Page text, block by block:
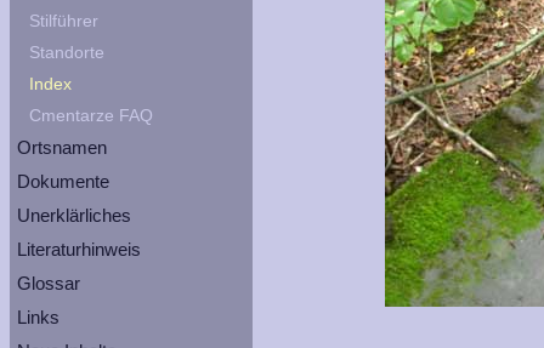
Stilführer
Standorte
Index
Cmentarze FAQ
Ortsnamen
Dokumente
Unerklärliches
Literaturhinweis
Glossar
Links